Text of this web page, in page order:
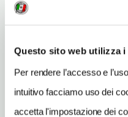
Questo sito web utilizza i
Per rendere l’accesso e
intuitivo facciamo uso dei
accetta l'impostazione dei
Sicilia IT
settepiunicolosi@gmail.com
TELEFONO
0957916316
TIPO DI CUCINA